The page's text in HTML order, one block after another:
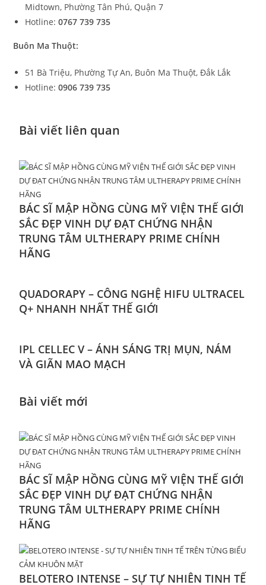
Midtown, Phường Tân Phú, Quận 7
Hotline: 0767 739 735
Buôn Ma Thuột:
51 Bà Triệu, Phường Tự An, Buôn Ma Thuột, Đắk Lắk
Hotline: 0906 739 735
Bài viết liên quan
BÁC SĨ MẬP HỒNG CÙNG MỸ VIỆN THẾ GIỚI
SẮC ĐẸP VINH DỰ ĐẠT CHỨNG NHẬN
TRUNG TÂM ULTHERAPY PRIME CHÍNH
HÃNG
QUADORAPY – CÔNG NGHỆ HIFU ULTRACEL
Q+ NHANH NHẤT THẾ GIỚI
IPL CELLEC V – ÁNH SÁNG TRỊ MỤN, NÁM
VÀ GIÃN MAO MẠCH
Bài viết mới
BÁC SĨ MẬP HỒNG CÙNG MỸ VIỆN THẾ GIỚI
SẮC ĐẸP VINH DỰ ĐẠT CHỨNG NHẬN
TRUNG TÂM ULTHERAPY PRIME CHÍNH
HÃNG
BELOTERO INTENSE – SỰ TỰ NHIÊN TINH TẾ